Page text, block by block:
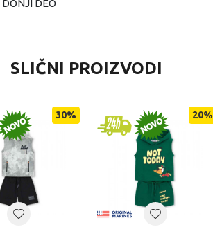
DEO
SLIČNI PROIZVODI
30% 20%